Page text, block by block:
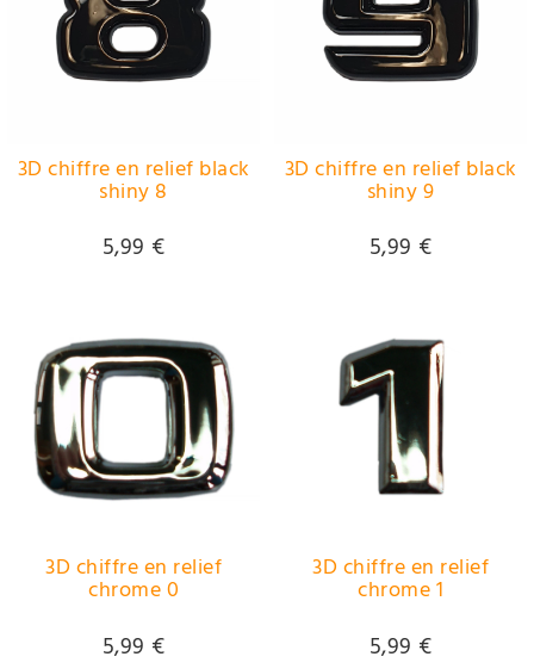
3D chiffre en relief black
shiny 8
5,99 €
3D chiffre en relief black
shiny 9
5,99 €
3D chiffre en relief
chrome 0
5,99 €
3D chiffre en relief
chrome 1
5,99 €